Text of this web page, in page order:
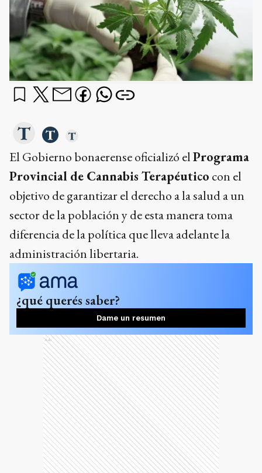
El Gobierno bonaerense oficializó elPrograma
Provincial de Cannabis Terapéutico con el
objetivo de garantizar el derecho a la salud a un
sector de la población y de esta manera toma
diferencia de la política que lleva adelante la
administración libertaria.
¿qué querés saber?
Dame un resumen
Ads